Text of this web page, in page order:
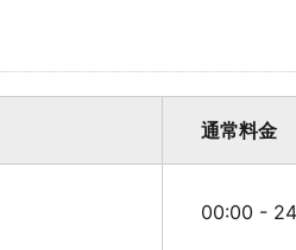
通常料金
00:00 -